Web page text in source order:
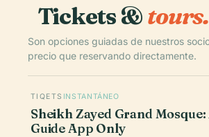
Tickets &tours.
Son opciones guiadas de nuestros
precio que reservando directamente.
TIQETS INSTANTÁNEO
Sheikh Zayed Grand
Guide App Only